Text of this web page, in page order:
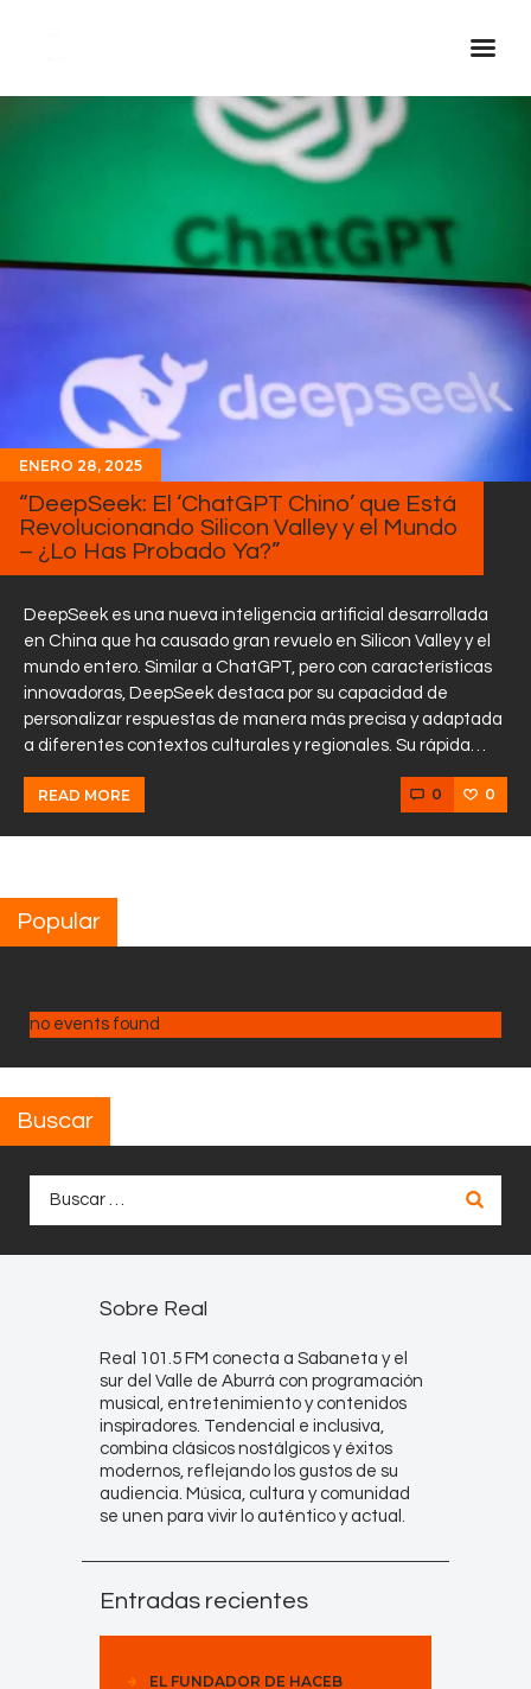
Inicio Real FM
En Vivo
Descarga La APP
Noticias
Equipo
Sobre Nosotros
Contactos
ENERO 28, 2025
“DeepSeek: El ‘ChatGPT Chino’ que Está
Revolucionando Silicon Valley y el Mundo
– ¿Lo Has Probado Ya?”
DeepSeek es una nueva inteligencia artificial desarrollada
en China que ha causado gran revuelo en Silicon Valley y el
mundo entero. Similar a ChatGPT, pero con características
innovadoras, DeepSeek destaca por su capacidad de
personalizar respuestas de manera más precisa y adaptada
a diferentes contextos culturales y regionales. Su rápida…
READ MORE 0 0
Popular
no events found
Buscar
Sobre Real
Real 101.5 FM conecta a Sabaneta y el
sur del Valle de Aburrá con programación
musical, entretenimiento y contenidos
inspiradores. Tendencial e inclusiva,
combina clásicos nostálgicos y éxitos
modernos, reflejando los gustos de su
audiencia. Música, cultura y comunidad
se unen para vivir lo auténtico y actual.
Entradas recientes
EL FUNDADOR DE HACEB